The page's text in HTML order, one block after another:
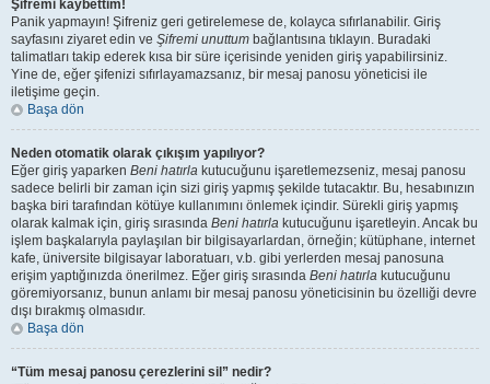
Şifremi kaybettim!
Panik yapmayın! Şifreniz geri getirelemese de, kolayca sıfırlanabilir. Giriş
sayfasını ziyaret edin ve Şifremi unuttum bağlantısına tıklayın. Buradaki
talimatları takip ederek kısa bir süre içerisinde yeniden giriş yapabilirsiniz.
Yine de, eğer şifenizi sıfırlayamazsanız, bir mesaj panosu yöneticisi ile
iletişime geçin.
Başa dön
Neden otomatik olarak çıkışım yapılıyor?
Eğer giriş yaparken Beni hatırla kutucuğunu işaretlemezseniz, mesaj panosu
sadece belirli bir zaman için sizi giriş yapmış şekilde tutacaktır. Bu, hesabınızın
başka biri tarafından kötüye kullanımını önlemek içindir. Sürekli giriş yapmış
olarak kalmak için, giriş sırasında Beni hatırla kutucuğunu işaretleyin. Ancak bu
işlem başkalarıyla paylaşılan bir bilgisayarlardan, örneğin; kütüphane, internet
kafe, üniversite bilgisayar laboratuarı, v.b. gibi yerlerden mesaj panosuna
erişim yaptığınızda önerilmez. Eğer giriş sırasında Beni hatırla kutucuğunu
göremiyorsanız, bunun anlamı bir mesaj panosu yöneticisinin bu özelliği devre
dışı bırakmış olmasıdır.
Başa dön
“Tüm mesaj panosu çerezlerini sil” nedir?